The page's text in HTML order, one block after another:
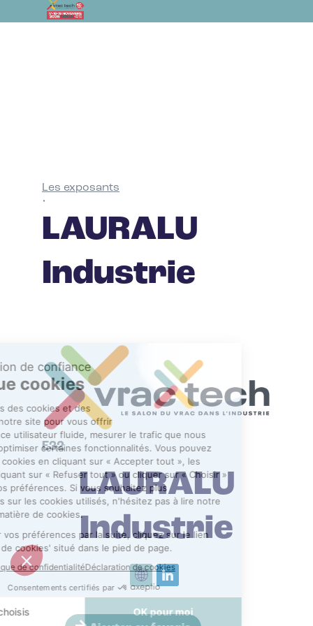
Les exposants
•
LAURALU
Industrie
E32
LAURALU
Industrie